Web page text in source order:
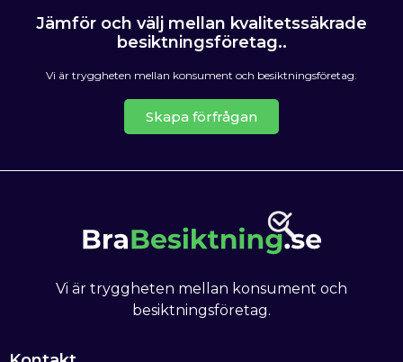
Jämför och välj mellan kvalitetssäkrade
besiktningsföretag..
Vi är tryggheten mellan konsument och besiktningsföretag.
Skapa förfrågan
Vi är tryggheten mellan konsument och
besiktningsföretag.